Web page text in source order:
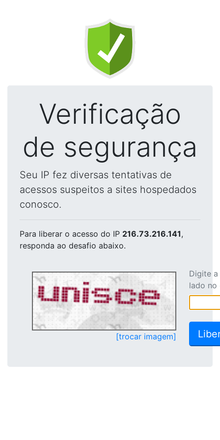
Verificação
de segurança
Seu IP fez diversas tentativas de
acessos suspeitos a sites hospedados
conosco.
Para liberar o acesso do IP 216.73.216.141,
responda ao desafio abaixo.
[trocar imagem]
Digite
lado no